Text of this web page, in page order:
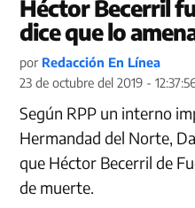
Héctor Becerril
dice que lo
por Redacción En Línea
23 de octubre del 2019 -
Según RPP un interno
Hermandad del Norte,
que Héctor Becerril de
de muerte.